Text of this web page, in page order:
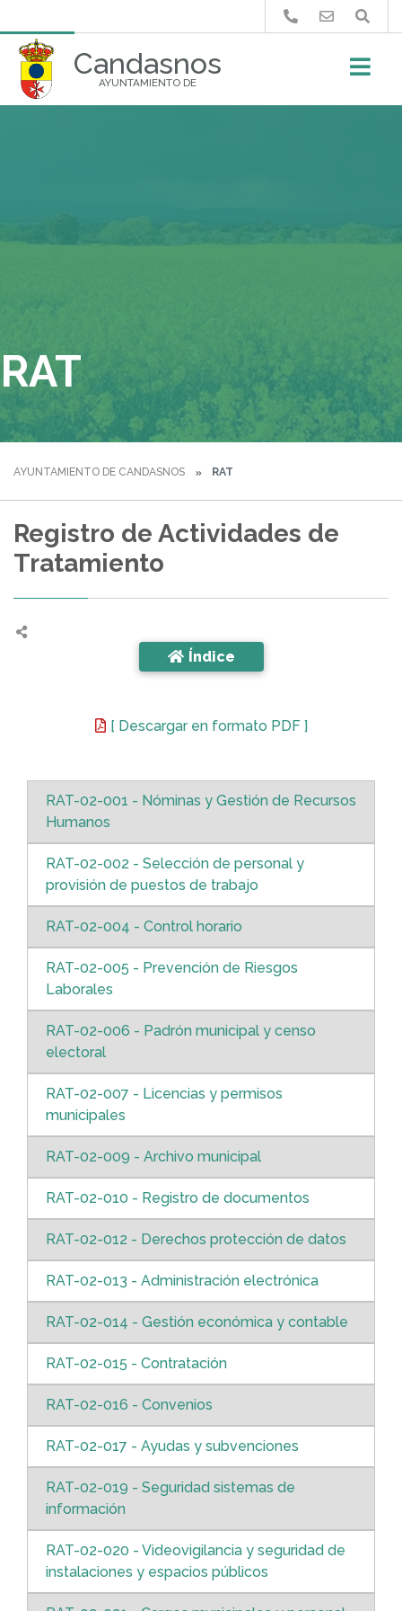
Candasnos
AYUNTAMIENTO DE
Buscar
RAT
AYUNTAMIENTO DE CANDASNOS RAT
Registro de Actividades de
Tratamiento
Índice
[ Descargar en formato PDF ]
RAT-02-001 - Nóminas y Gestión de Recursos
Humanos
RAT-02-002 - Selección de personal y
provisión de puestos de trabajo
RAT-02-004 - Control horario
RAT-02-005 - Prevención de Riesgos
Laborales
RAT-02-006 - Padrón municipal y censo
electoral
RAT-02-007 - Licencias y permisos
municipales
RAT-02-009 - Archivo municipal
RAT-02-010 - Registro de documentos
RAT-02-012 - Derechos protección de datos
RAT-02-013 - Administración electrónica
RAT-02-014 - Gestión económica y contable
RAT-02-015 - Contratación
RAT-02-016 - Convenios
RAT-02-017 - Ayudas y subvenciones
RAT-02-019 - Seguridad sistemas de
información
RAT-02-020 - Videovigilancia y seguridad de
instalaciones y espacios públicos